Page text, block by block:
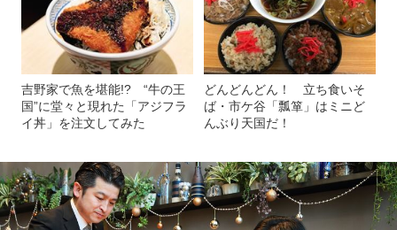
吉野家で魚を堪能!? “牛の王
国”に堂々と現れた「アジフラ
イ丼」を注文してみた
どんどんどん！ 立ち食いそ
ば・市ケ谷「瓢箪」はミニど
んぶり天国だ！